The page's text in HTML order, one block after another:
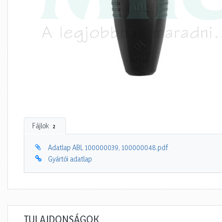
Fájlok 2
Adatlap ABL 100000039, 100000048.pdf
Gyártói adatlap
TULAJDONSÁGOK